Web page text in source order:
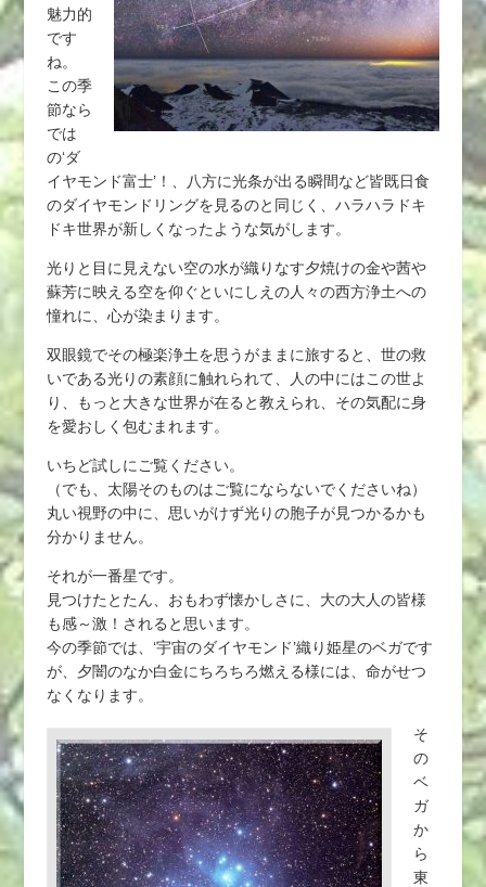
魅力的
です
ね。
この季
節なら
では
の‘ダ
イヤモンド富士’！、八方に光条が出る瞬間など皆既日食
のダイヤモンドリングを見るのと同じく、ハラハラドキ
ドキ世界が新しくなったような気がします。
光りと目に見えない空の水が織りなす夕焼けの金や茜や
蘇芳に映える空を仰ぐといにしえの人々の西方浄土への
憧れに、心が染まります。
双眼鏡でその極楽浄土を思うがままに旅すると、世の救
いである光りの素顔に触れられて、人の中にはこの世よ
り、もっと大きな世界が在ると教えられ、その気配に身
を愛おしく包むまれます。
いちど試しにご覧ください。
（でも、太陽そのものはご覧にならないでくださいね）
丸い視野の中に、思いがけず光りの胞子が見つかるかも
分かりません。
それが一番星です。
見つけたとたん、おもわず懐かしさに、大の大人の皆様
も感～激！されると思います。
今の季節では、‘宇宙のダイヤモンド’織り姫星のベガです
が、夕闇のなか白金にちろちろ燃える様には、命がせつ
なくなります。
そ
の
ベ
ガ
か
ら
東